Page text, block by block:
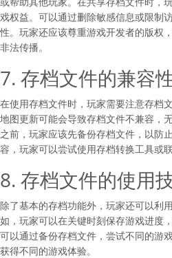
戏权益。可以通过删除敏感信息或限制
性。玩家还应该尊重游戏开发者的版权
非法传播。
7. 存档文件的兼容
在使用存档文件时，玩家需要注意存档
地图更新可能会导致存档文件不兼容，
之前，玩家应该先备份存档文件，以防
容，玩家可以尝试使用存档转换工具或
8. 存档文件的使用
除了基本的存档功能外，玩家还可以利
如，玩家可以在关键时刻保存游戏进度
可以通过备份存档文件，尝试不同的游
获得不同的游戏体验。